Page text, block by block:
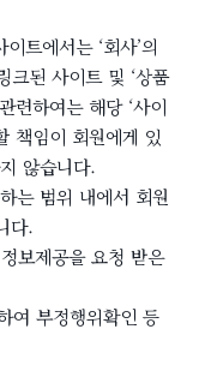
트에서는 ‘회사’의
크된 사이트 및 ‘상품
련하여는 해당 ‘사이
책임이 회원에게 있
않습니다.
는 범위 내에서 회원
다.
보제공을 요청 받은
여 부정행위확인 등